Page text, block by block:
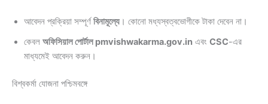
আবেদন প্রক্রিয়া সম্পূর্ণবিনামূল্যে । কোনো মধ্যস্বত্বভোগীকে টাকা দেবেন না।
কেবল অফিসিয়াল পোর্টাল pmvishwakarma.gov.in এবং CSC-এর
মাধ্যমেই আবেদন করুন।
বিশ্বকর্মা যোজনা পশ্চিমবঙ্গে